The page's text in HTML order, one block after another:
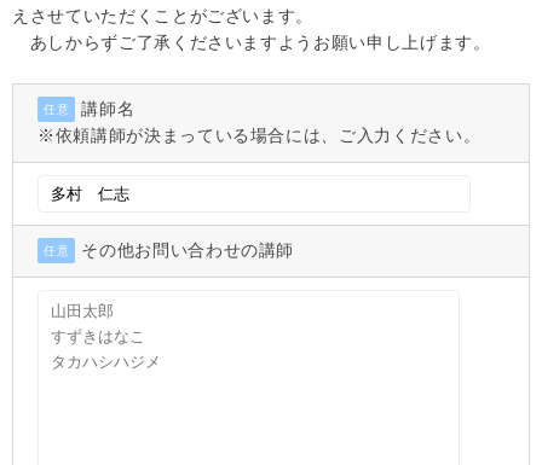
えさせていただくことがございます。
あしからずご了承くださいますようお願い申し上げます。
任意
講師名
※依頼講師が決まっている場合には、ご入力ください。
任意 その他お問い合わせの講師